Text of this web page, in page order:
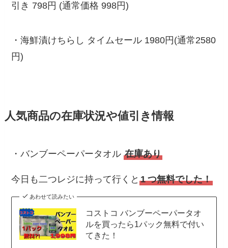
引き 798円 (通常価格 998円)
・海鮮漬けちらし タイムセール 1980円(通常2580
円)
人気商品の在庫状況や値引き情報
・バンブーペーパータオル在庫あり
今日も二つレジに持って行くと1 つ無料でした！
あわせて読みたい
コストコ バンブーペーパータオ
ルを買ったら1パック無料で付い
てきた！